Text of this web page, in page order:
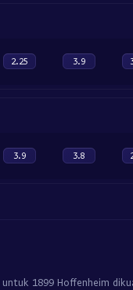
2.25 3.9
3.9 3.8
1899 Hoffenheim